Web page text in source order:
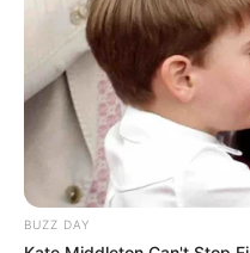
BUZZ DAY